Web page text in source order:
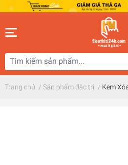
Trang chủ / Sản phẩm đặc trị / Kem